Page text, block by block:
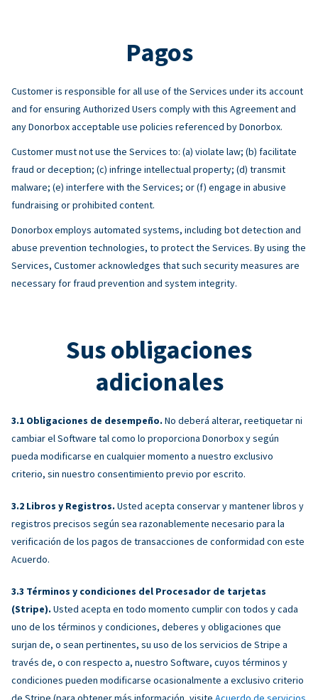
Pagos
Customer is responsible for all use of the Services under its account
and for ensuring Authorized Users comply with this Agreement and
any Donorbox acceptable use policies referenced by Donorbox.
Customer must not use the Services to: (a) violate law; (b) facilitate
fraud or deception; (c) infringe intellectual property; (d) transmit
malware; (e) interfere with the Services; or (f) engage in abusive
fundraising or prohibited content.
Donorbox employs automated systems, including bot detection and
abuse prevention technologies, to protect the Services. By using the
Services, Customer acknowledges that such security measures are
necessary for fraud prevention and system integrity.
Sus obligaciones
adicionales
Obligaciones de desempeño. No deberá alterar, reetiquetar ni
cambiar el Software tal como lo proporciona Donorbox y según
pueda modificarse en cualquier momento a nuestro exclusivo
criterio, sin nuestro consentimiento previo por escrito.
Libros y Registros. Usted acepta conservar y mantener libros y
registros precisos según sea razonablemente necesario para la
verificación de los pagos de transacciones de conformidad con este
Acuerdo.
Términos y condiciones del Procesador de tarjetas
(Stripe). Usted acepta en todo momento cumplir con todos y cada
uno de los términos y condiciones, deberes y obligaciones que
surjan de, o sean pertinentes, su uso de los servicios de Stripe a
través de, o con respecto a, nuestro Software, cuyos términos y
condiciones pueden modificarse ocasionalmente a exclusivo criterio